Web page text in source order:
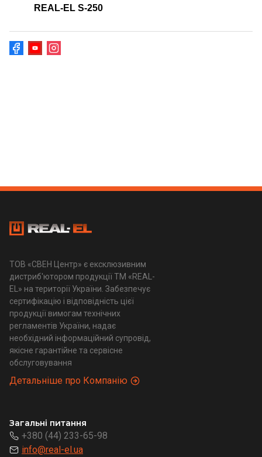
REAL-EL S-250
ТОВ «СВЕН Центр» є ексклюзивним
дистриб'ютором продукції ТМ «REAL-
EL» на території України. Забезпечує
сертифікацію і відповідність цієї
продукції вимогам технічних
регламентів України, надає
необхідний інформаційний супровід,
якісне гарантійне та сервісне
обслуговування
Детальніше про Компанію
Загальні питання
+380 (44) 233-65-98
info@real-el.ua